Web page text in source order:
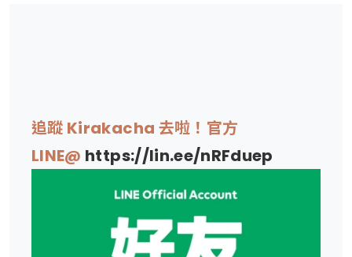
追蹤 Kirakacha 去啦！官方
LINE@ https://lin.ee/nRFduep